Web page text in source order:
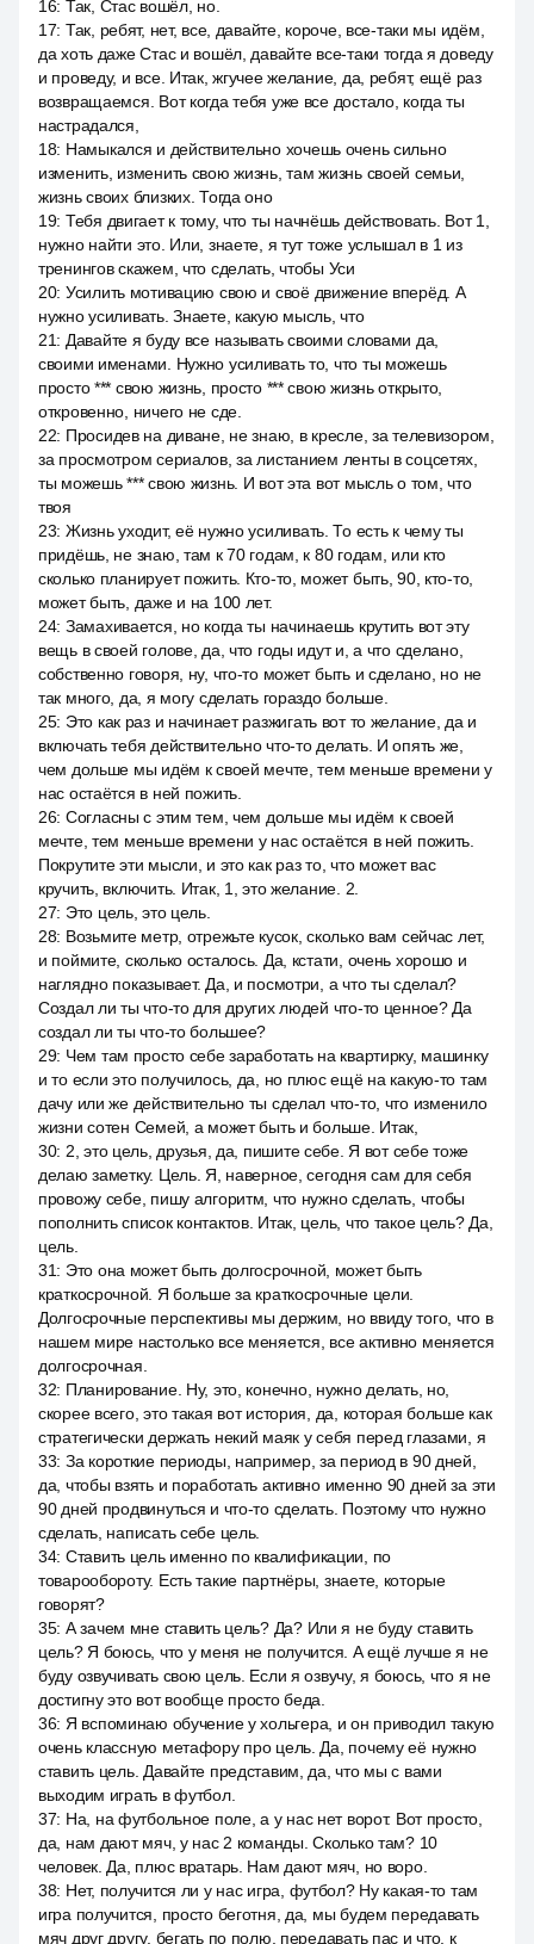
16: Так, Стас вошёл, но.
17: Так, ребят, нет, все, давайте, короче, все-таки мы идём,
да хоть даже Стас и вошёл, давайте все-таки тогда я доведу
и проведу, и все. Итак, жгучее желание, да, ребят, ещё раз
возвращаемся. Вот когда тебя уже все достало, когда ты
настрадался,
18: Намыкался и действительно хочешь очень сильно
изменить, изменить свою жизнь, там жизнь своей семьи,
жизнь своих близких. Тогда оно
19: Тебя двигает к тому, что ты начнёшь действовать. Вот 1,
нужно найти это. Или, знаете, я тут тоже услышал в 1 из
тренингов скажем, что сделать, чтобы Уси
20: Усилить мотивацию свою и своё движение вперёд. А
нужно усиливать. Знаете, какую мысль, что
21: Давайте я буду все называть своими словами да,
своими именами. Нужно усиливать то, что ты можешь
просто *** свою жизнь, просто *** свою жизнь открыто,
откровенно, ничего не сде.
22: Просидев на диване, не знаю, в кресле, за телевизором,
за просмотром сериалов, за листанием ленты в соцсетях,
ты можешь *** свою жизнь. И вот эта вот мысль о том, что
твоя
23: Жизнь уходит, её нужно усиливать. То есть к чему ты
придёшь, не знаю, там к 70 годам, к 80 годам, или кто
сколько планирует пожить. Кто-то, может быть, 90, кто-то,
может быть, даже и на 100 лет.
24: Замахивается, но когда ты начинаешь крутить вот эту
вещь в своей голове, да, что годы идут и, а что сделано,
собственно говоря, ну, что-то может быть и сделано, но не
так много, да, я могу сделать гораздо больше.
25: Это как раз и начинает разжигать вот то желание, да и
включать тебя действительно что-то делать. И опять же,
чем дольше мы идём к своей мечте, тем меньше времени у
нас остаётся в ней пожить.
26: Согласны с этим тем, чем дольше мы идём к своей
мечте, тем меньше времени у нас остаётся в ней пожить.
Покрутите эти мысли, и это как раз то, что может вас
кручить, включить. Итак, 1, это желание. 2.
27: Это цель, это цель.
28: Возьмите метр, отрежьте кусок, сколько вам сейчас лет,
и поймите, сколько осталось. Да, кстати, очень хорошо и
наглядно показывает. Да, и посмотри, а что ты сделал?
Создал ли ты что-то для других людей что-то ценное? Да
создал ли ты что-то большее?
29: Чем там просто себе заработать на квартирку, машинку
и то если это получилось, да, но плюс ещё на какую-то там
дачу или же действительно ты сделал что-то, что изменило
жизни сотен Семей, а может быть и больше. Итак,
30: 2, это цель, друзья, да, пишите себе. Я вот себе тоже
делаю заметку. Цель. Я, наверное, сегодня сам для себя
провожу себе, пишу алгоритм, что нужно сделать, чтобы
пополнить список контактов. Итак, цель, что такое цель? Да,
цель.
31: Это она может быть долгосрочной, может быть
краткосрочной. Я больше за краткосрочные цели.
Долгосрочные перспективы мы держим, но ввиду того, что в
нашем мире настолько все меняется, все активно меняется
долгосрочная.
32: Планирование. Ну, это, конечно, нужно делать, но,
скорее всего, это такая вот история, да, которая больше как
стратегически держать некий маяк у себя перед глазами, я
33: За короткие периоды, например, за период в 90 дней,
да, чтобы взять и поработать активно именно 90 дней за эти
90 дней продвинуться и что-то сделать. Поэтому что нужно
сделать, написать себе цель.
34: Ставить цель именно по квалификации, по
товарообороту. Есть такие партнёры, знаете, которые
говорят?
35: А зачем мне ставить цель? Да? Или я не буду ставить
цель? Я боюсь, что у меня не получится. А ещё лучше я не
буду озвучивать свою цель. Если я озвучу, я боюсь, что я не
достигну это вот вообще просто беда.
36: Я вспоминаю обучение у хольгера, и он приводил такую
очень классную метафору про цель. Да, почему её нужно
ставить цель. Давайте представим, да, что мы с вами
выходим играть в футбол.
37: На, на футбольное поле, а у нас нет ворот. Вот просто,
да, нам дают мяч, у нас 2 команды. Сколько там? 10
человек. Да, плюс вратарь. Нам дают мяч, но воро.
38: Нет, получится ли у нас игра, футбол? Ну какая-то там
игра получится, просто беготня, да, мы будем передавать
мяч друг другу, бегать по полю, передавать пас и что, к